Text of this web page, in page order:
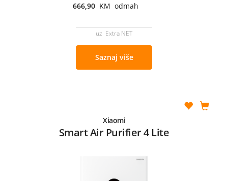
666,90 KM odmah
uz Extra NET
Saznaj više
Xiaomi
Smart Air Purifier 4 Lite